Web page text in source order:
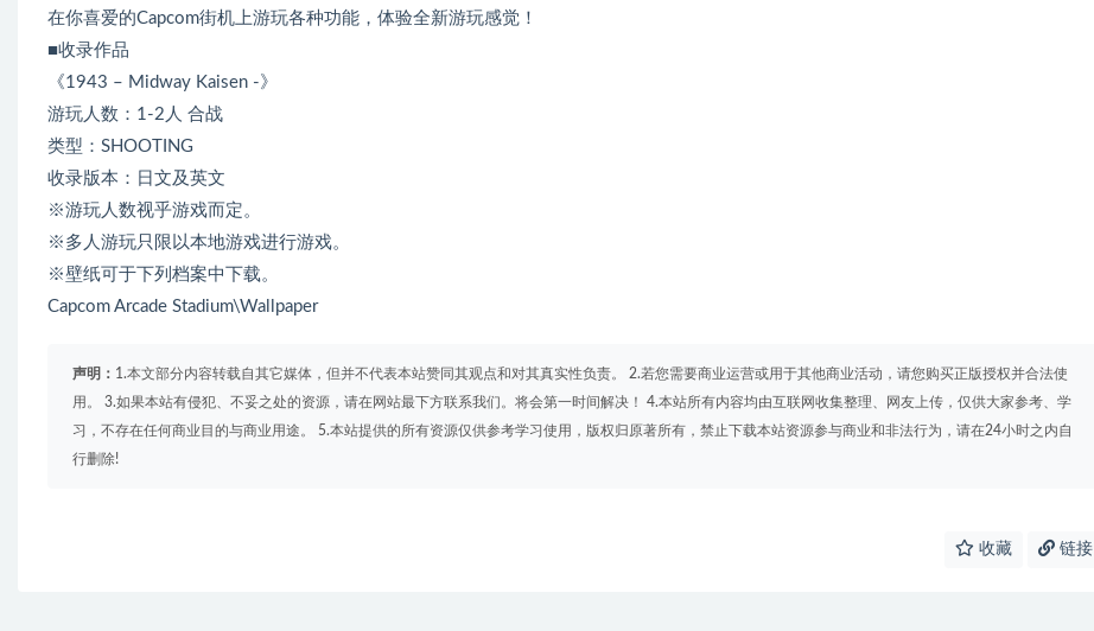
在你喜爱的Capcom街机上游玩各种功能，体验全新游玩感觉！
■收录作品
《1943 – Midway Kaisen -》
游玩人数：1-2人 合战
类型：SHOOTING
收录版本：日文及英文
※游玩人数视乎游戏而定。
※多人游玩只限以本地游戏进行游戏。
※壁纸可于下列档案中下载。
Capcom Arcade Stadium\Wallpaper
声明： 1.本文部分内容转载自其它媒体，但并不代表本站赞同其观点和对其真实性负责。 2.若您需要商业运营或用于其他商业活动，请您购买正版授权并合法使
用。 3.如果本站有侵犯、不妥之处的资源，请在网站最下方联系我们。将会第一时间解决！ 4.本站所有内容均由互联网收集整理、网友上传，仅供大家参考、学
习，不存在任何商业目的与商业用途。 5.本站提供的所有资源仅供参考学习使用，版权归原著所有，禁止下载本站资源参与商业和非法行为，请在24小时之内自
行删除!
收藏 链接